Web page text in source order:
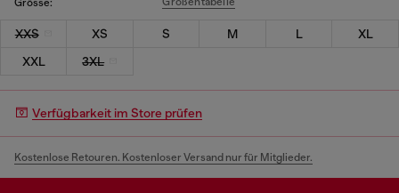
XXS XS S M L
XL
XXL
3XL
Verfügbarkeit im Store prüfen
Kostenlose Retouren. Kostenloser Versand nur für Mitglieder.